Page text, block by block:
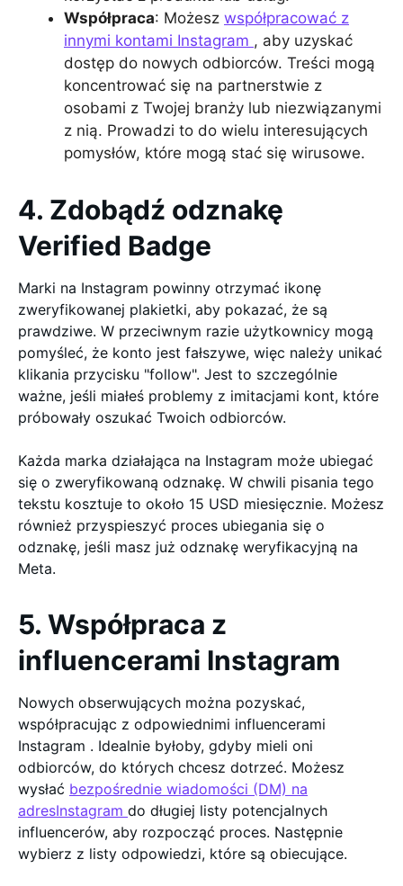
Współpraca: Możesz współpracować z
innymi kontami Instagram , aby uzyskać
dostęp do nowych odbiorców. Treści mogą
koncentrować się na partnerstwie z
osobami z Twojej branży lub niezwiązanymi
z nią. Prowadzi to do wielu interesujących
pomysłów, które mogą stać się wirusowe.
4. Zdobądź odznakę
Verified Badge
Marki na Instagram powinny otrzymać ikonę
zweryfikowanej plakietki, aby pokazać, że są
prawdziwe. W przeciwnym razie użytkownicy mogą
pomyśleć, że konto jest fałszywe, więc należy unikać
klikania przycisku "follow". Jest to szczególnie
ważne, jeśli miałeś problemy z imitacjami kont, które
próbowały oszukać Twoich odbiorców.
Każda marka działająca na Instagram może ubiegać
się o zweryfikowaną odznakę. W chwili pisania tego
tekstu kosztuje to około 15 USD miesięcznie. Możesz
również przyspieszyć proces ubiegania się o
odznakę, jeśli masz już odznakę weryfikacyjną na
Meta.
5. Współpraca z
influencerami Instagram
Nowych obserwujących można pozyskać,
współpracując z odpowiednimi influencerami
Instagram . Idealnie byłoby, gdyby mieli oni
odbiorców, do których chcesz dotrzeć. Możesz
wysłać bezpośrednie wiadomości (DM) na
adresInstagram do długiej listy potencjalnych
influencerów, aby rozpocząć proces. Następnie
wybierz z listy odpowiedzi, które są obiecujące.